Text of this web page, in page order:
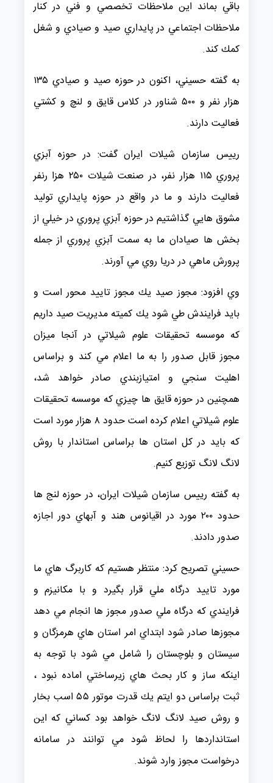
باقي بماند اين ملاحظات تخصصي و فني در كنار
ملاحظات اجتماعي در پايداري صيد و صيادي و شغل
كمك كند.
به گفته حسيني، اكنون در حوزه صيد و صيادي ۱۳۵
هزار نفر و ۵۰۰ شناور در كلاس قايق و لنچ و كشتي
فعاليت دارند.
رييس سازمان شيلات ايران گفت: در حوزه آبزي
پروري ۱۱۵ هزار نفر، در صنعت شيلات ۲۵۰ هزا رنفر
فعاليت دارند و ما در واقع در حوزه پايداري توليد
مشوق هايي گذاشتيم در حوزه آبزي پروري در خيلي از
بخش ها صيادان ما به سمت آبزي پروري از جمله
پرورش ماهي در دريا روي مي آورند.
وي افزود: مجوز صيد يك مجوز تاييد محور است و
بايد فرايندش طي شود يك كميته مديريت صيد داريم
كه موسسه تحقيقات علوم شيلاتي در آنجا ميزان
مجوز قابل صدور را به ما اعلام مي كند و براساس
اهليت سنجي و امتيازبندي صادر خواهد شد،
همچنين در حوزه قايق ها چيزي كه موسسه تحقيقات
علوم شيلاتي اعلام كرده است حدود ۸ هزار مورد است
كه بايد در كل استان ها براساس استاندار با روش
لانگ لانگ توزيع كنيم.
به گفته رييس سازمان شيلات ايران، در حوزه لنج ها
حدود ۲۰۰ مورد در اقيانوس هند و آبهاي دور اجازه
صدور دادند.
حسيني تصريح كرد: منتظر هستيم كه كاربرگ هاي ما
مورد تاييد درگاه ملي قرار بگيرد و با مكانيزم و
فرايندي كه درگاه ملي صدور مجوز ها انجام مي دهد
مجوزها صادر شود ابتداي امر استان هاي هرمزگان و
سيستان و بلوچستان را شامل مي شود با توجه به
اينكه ساز و كار بحث هاي زيرساختي اماده نبود ،
ثبت براساس دو ايتم يك قدرت موتور ۵۵ اسب بخار
و روش صيد لانگ لانگ خواهد بود كساني كه اين
استانداردها را لحاظ شود مي توانند در سامانه
درخواست مجوز وارد شوند.